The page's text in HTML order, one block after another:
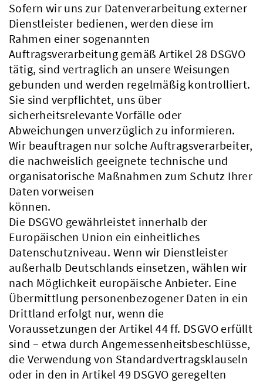
Sofern wir uns zur Datenverarbeitung externer
Dienstleister bedienen, werden diese im
Rahmen einer sogenannten
Auftragsverarbeitung gemäß Artikel 28 DSGVO
tätig, sind vertraglich an unsere Weisungen
gebunden und werden regelmäßig kontrolliert.
Sie sind verpflichtet, uns über
sicherheitsrelevante Vorfälle oder
Abweichungen unverzüglich zu informieren.
Wir beauftragen nur solche Auftragsverarbeiter,
die nachweislich geeignete technische und
organisatorische Maßnahmen zum Schutz Ihrer
Daten vorweisen
können.
Die DSGVO gewährleistet innerhalb der
Europäischen Union ein einheitliches
Datenschutzniveau. Wenn wir Dienstleister
außerhalb Deutschlands einsetzen, wählen wir
nach Möglichkeit europäische Anbieter. Eine
Übermittlung personenbezogener Daten in ein
Drittland erfolgt nur, wenn die
Voraussetzungen der Artikel 44 ff. DSGVO erfüllt
sind – etwa durch Angemessenheitsbeschlüsse,
die Verwendung von Standardvertragsklauseln
oder in den in Artikel 49 DSGVO geregelten